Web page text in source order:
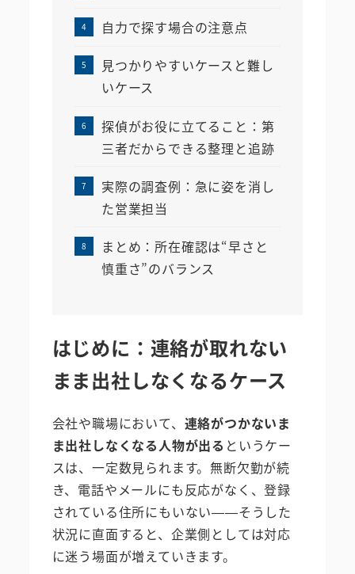
自力で探す場合の注意点
見つかりやすいケースと難し
いケース
探偵がお役に立てること：第
三者だからできる整理と追跡
実際の調査例：急に姿を消し
た営業担当
まとめ：所在確認は“早さと
慎重さ”のバランス
はじめに：連絡が取れない
まま出社しなくなるケース
会社や職場において、 連絡がつかないま
ま出社しなくなる人物が出る というケー
スは、一定数見られます。無断欠勤が続
き、電話やメールにも反応がなく、登録
されている住所にもいない——そうした
状況に直面すると、企業側としては対応
に迷う場面が増えていきます。